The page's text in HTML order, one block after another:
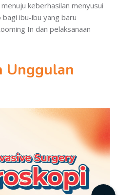
keberhasilan menyusui
ibu-ibu yang baru
In dan pelaksanaan
Unggulan